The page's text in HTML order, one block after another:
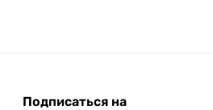
Подписаться на